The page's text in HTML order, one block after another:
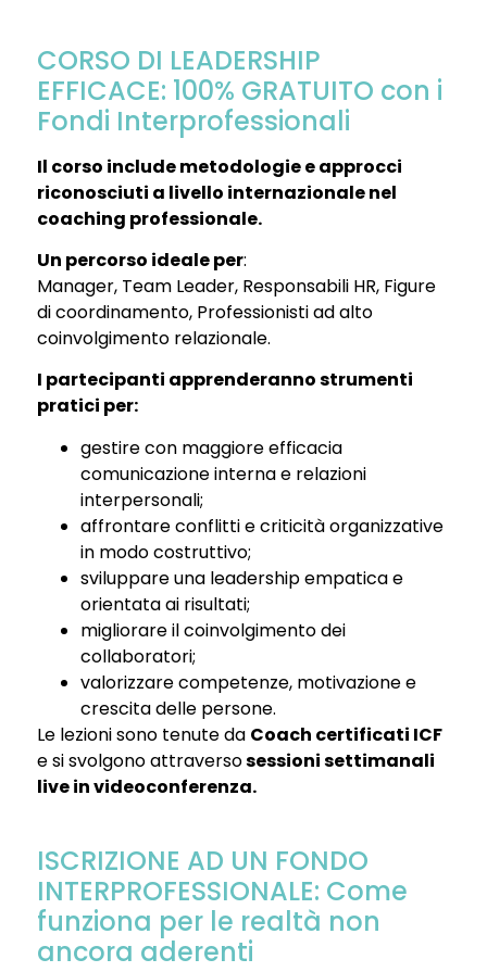
CORSO DI LEADERSHIP
EFFICACE: 100% GRATUITO con i
Fondi Interprofessionali
Il corso include metodologie e approcci
riconosciuti a livello internazionale nel
coaching professionale.
Un percorso ideale per:
Manager, Team Leader, Responsabili HR, Figure
di coordinamento, Professionisti ad alto
coinvolgimento relazionale.
I partecipanti apprenderanno strumenti
pratici per:
gestire con maggiore efficacia
comunicazione interna e relazioni
interpersonali;
affrontare conflitti e criticità organizzative
in modo costruttivo;
sviluppare una leadership empatica e
orientata ai risultati;
migliorare il coinvolgimento dei
collaboratori;
valorizzare competenze, motivazione e
crescita delle persone.
Le lezioni sono tenute da Coach certificati ICF
e si svolgono attraversosessioni settimanali
live in videoconferenza.
ISCRIZIONE AD UN FONDO
INTERPROFESSIONALE: Come
funziona per le realtà non
ancora aderenti